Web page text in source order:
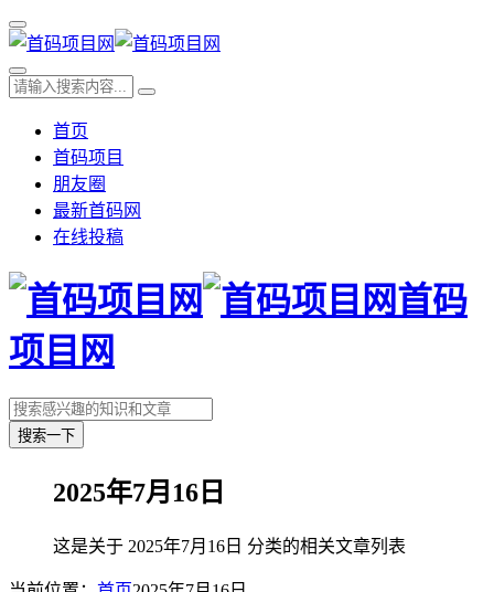
首页
首码项目
朋友圈
最新首码网
在线投稿
首码
项目网
搜索一下
2025年7月16日
这是关于 2025年7月16日 分类的相关文章列表